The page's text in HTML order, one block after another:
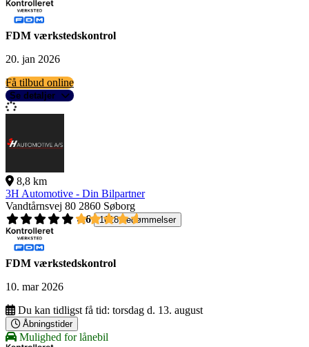
FDM værkstedskontrol
20. jan 2026
Få tilbud online
Se detaljer
8,8 km
3H Automotive - Din Bilpartner
Vandtårnsvej 80 2860 Søborg
4,6
1618 bedømmelser
FDM værkstedskontrol
10. mar 2026
Du kan tidligst få tid: torsdag d. 13. august
Åbningstider
Mulighed for lånebil